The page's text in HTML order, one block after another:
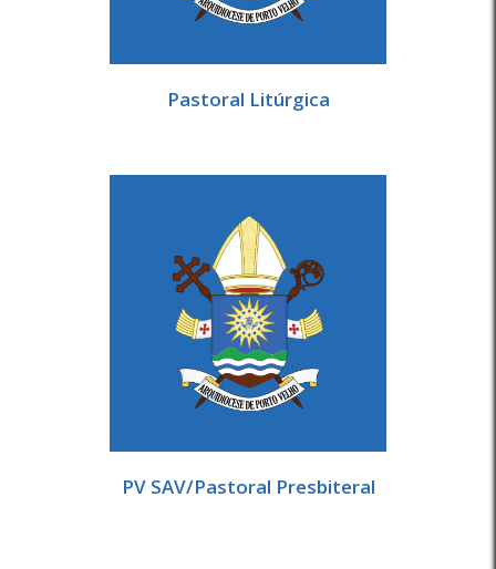
Pastoral Litúrgica
PV SAV/Pastoral Presbiteral